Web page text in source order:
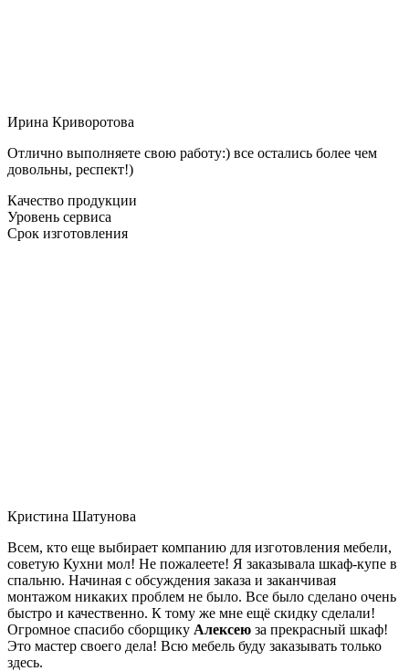
Ирина Криворотова
Отлично выполняете свою работу:) все остались более чем
довольны, респект!)
Качество продукции
Уровень сервиса
Срок изготовления
Кристина Шатунова
Всем, кто еще выбирает компанию для изготовления мебели,
советую Кухни мол! Не пожалеете! Я заказывала шкаф-купе в
спальню. Начиная с обсуждения заказа и заканчивая
монтажом никаких проблем не было. Все было сделано очень
быстро и качественно. К тому же мне ещё скидку сделали!
Огромное спасибо сборщику Алексею за прекрасный шкаф!
Это мастер своего дела! Всю мебель буду заказывать только
здесь.